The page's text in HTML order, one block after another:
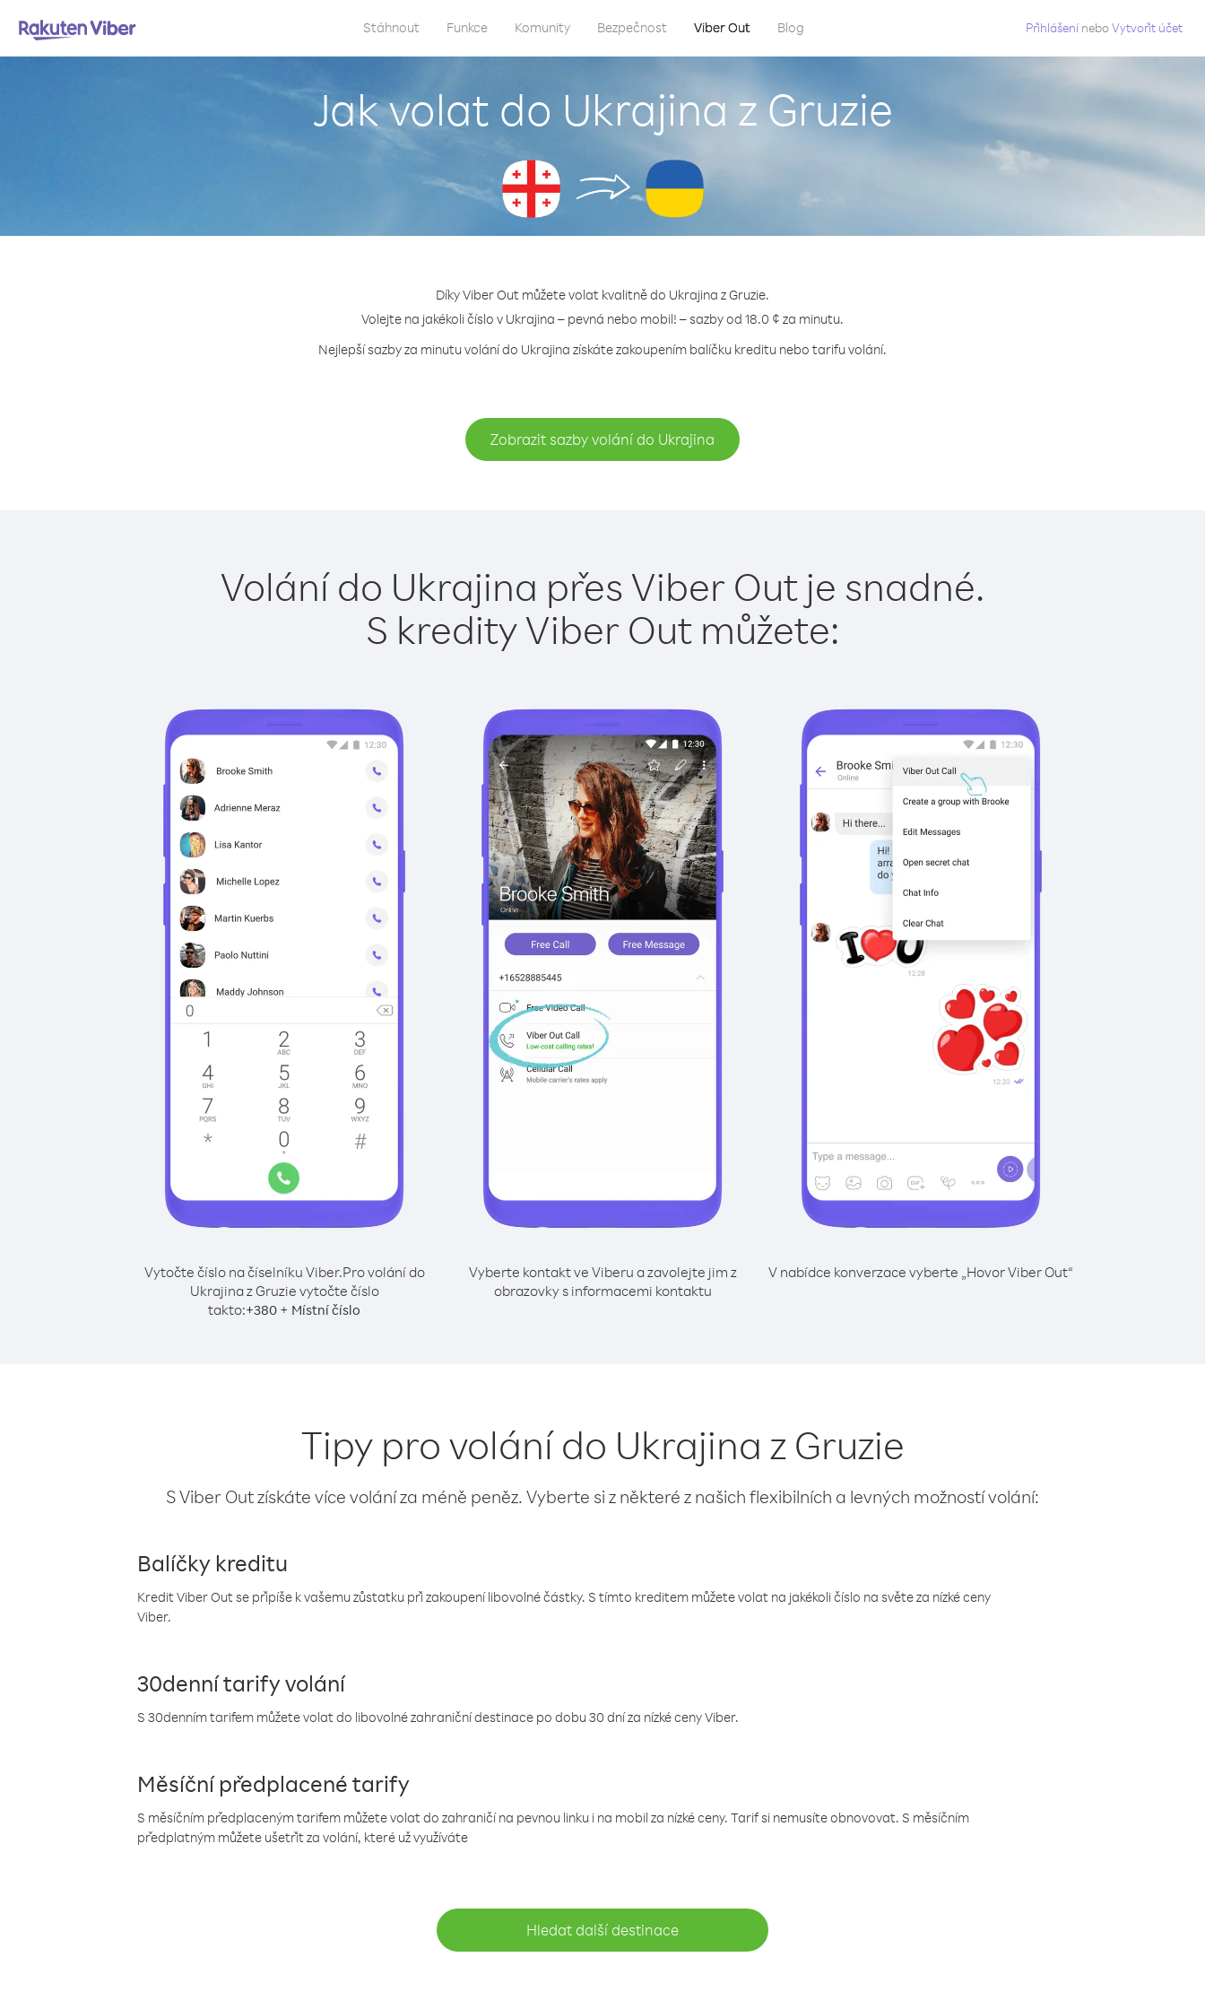
Stáhnout Funkce Komunity Bezpečnost Viber Out Blog Přihlášení neboVytvořit účet
Jak volat do Ukrajina z Gruzie
Díky Viber Out můžete volat kvalitně do Ukrajina z Gruzie.
Volejte na jakékoli číslo v Ukrajina – pevná nebo mobil! – sazby od 18.0 ¢ za minutu.
Nejlepší sazby za minutu volání do Ukrajina získáte zakoupením balíčku kreditu nebo tarifu volání.
Zobrazit sazby volání do Ukrajina
Volání do Ukrajina přes Viber Out je snadné.
S kredity Viber Out můžete:
Vytočte číslo na číselníku Viber.Pro volání do
Ukrajina z Gruzie vytočte číslo
takto:+380 + Místní číslo
Vyberte kontakt ve Viberu a zavolejte jim z
obrazovky s informacemi kontaktu
V nabídce konverzace vyberte „Hovor Viber Out“
Tipy pro volání do Ukrajina z Gruzie
S Viber Out získáte více volání za méně peněz. Vyberte si z některé z našich flexibilních a levných možností volání:
Balíčky kreditu
Kredit Viber Out se připíše k vašemu zůstatku při zakoupení libovolné částky. S tímto kreditem můžete volat na jakékoli číslo na světe za nízké ceny
Viber.
30denní tarify volání
S 30denním tarifem můžete volat do libovolné zahraniční destinace po dobu 30 dní za nízké ceny Viber.
Měsíční předplacené tarify
S měsíčním předplaceným tarifem můžete volat do zahraničí na pevnou linku i na mobil za nízké ceny. Tarif si nemusíte obnovovat. S měsíčním
předplatným můžete ušetřit za volání, které už využíváte
Hledat další destinace